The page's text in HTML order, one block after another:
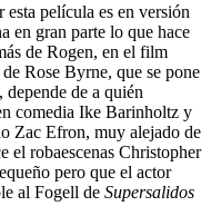
película es en versión
en gran parte lo que hace
de Rogen, en el film
Rose Byrne, que se pone
de a quién
comedia Ike Barinholtz y
Zac Efron, muy alejado de
el robaescenas Christopher
pero que el actor
al Fogell de Supersalidos